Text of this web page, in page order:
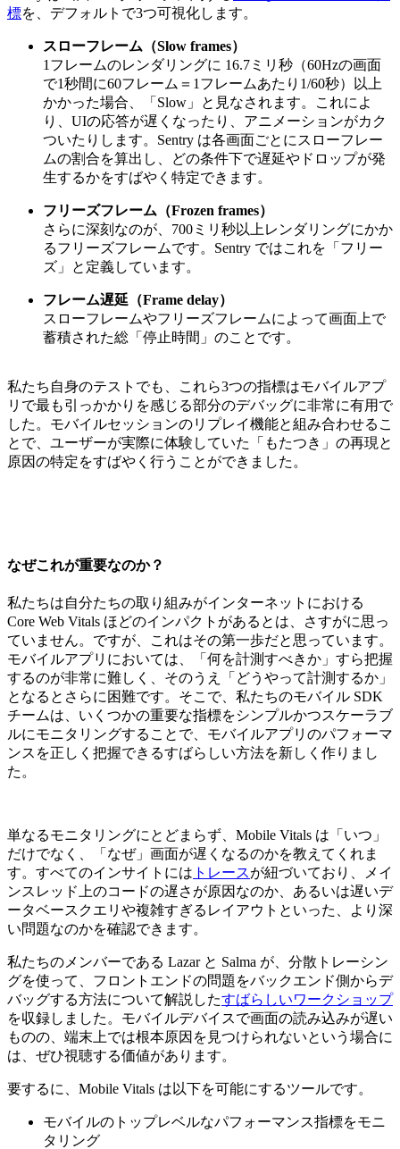
標を、デフォルトで3つ可視化します。
スローフレーム（Slow frames）
1フレームのレンダリングに 16.7ミリ秒（60Hzの画面
で1秒間に60フレーム＝1フレームあたり1/60秒）以上
かかった場合、「Slow」と見なされます。これによ
り、UIの応答が遅くなったり、アニメーションがカク
ついたりします。Sentry は各画面ごとにスローフレー
ムの割合を算出し、どの条件下で遅延やドロップが発
生するかをすばやく特定できます。
フリーズフレーム（Frozen frames）
さらに深刻なのが、700ミリ秒以上レンダリングにかか
るフリーズフレームです。Sentry ではこれを「フリー
ズ」と定義しています。
フレーム遅延（Frame delay）
スローフレームやフリーズフレームによって画面上で
蓄積された総「停止時間」のことです。
私たち自身のテストでも、これら3つの指標はモバイルアプ
リで最も引っかかりを感じる部分のデバッグに非常に有用で
した。モバイルセッションのリプレイ機能と組み合わせるこ
とで、ユーザーが実際に体験していた「もたつき」の再現と
原因の特定をすばやく行うことができました。
なぜこれが重要なのか？
私たちは自分たちの取り組みがインターネットにおける
Core Web Vitals ほどのインパクトがあるとは、さすがに思っ
ていません。ですが、これはその第一歩だと思っています。
モバイルアプリにおいては、「何を計測すべきか」すら把握
するのが非常に難しく、そのうえ「どうやって計測するか」
となるとさらに困難です。そこで、私たちのモバイル SDK
チームは、いくつかの重要な指標をシンプルかつスケーラブ
ルにモニタリングすることで、モバイルアプリのパフォーマ
ンスを正しく把握できるすばらしい方法を新しく作りまし
た。
単なるモニタリングにとどまらず、Mobile Vitals は「いつ」
だけでなく、「なぜ」画面が遅くなるのかを教えてくれま
す。すべてのインサイトには トレースが紐づいており、メイ
ンスレッド上のコードの遅さが原因なのか、あるいは遅いデ
ータベースクエリや複雑すぎるレイアウトといった、より深
い問題なのかを確認できます。
私たちのメンバーである Lazar と Salma が、分散トレーシン
グを使って、フロントエンドの問題をバックエンド側からデ
バッグする方法について解説したすばらしいワークショップ
を収録しました。モバイルデバイスで画面の読み込みが遅い
ものの、端末上では根本原因を見つけられないという場合に
は、ぜひ視聴する価値があります。
要するに、Mobile Vitals は以下を可能にするツールです。
モバイルのトップレベルなパフォーマンス指標をモニ
タリング